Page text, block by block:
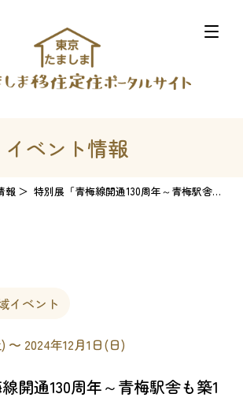
イベント情報
報 特別展「青梅線開通130周年～青梅駅舎も築100年！～」
イベント
〜 2024年12月1日(日)
開通130周年～青梅駅舎も築1